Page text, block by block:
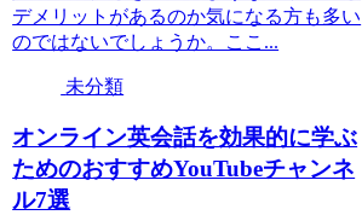
デメリットがあるのか気になる方も多い
のではないでしょうか。ここ...
未分類
オンライン英会話を効果的に学ぶ
ためのおすすめYouTubeチャンネ
ル7選